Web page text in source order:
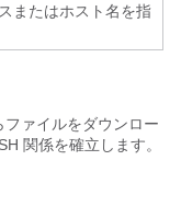
またはホスト名を指
ァイルをダウンロー
関係を確立します。